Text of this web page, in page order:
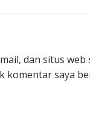
dan situs web
komentar saya